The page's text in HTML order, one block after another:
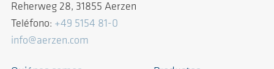
Reherweg 28, 31855 Aerzen
Teléfono: +49 5154 81-0
info@aerzen.com